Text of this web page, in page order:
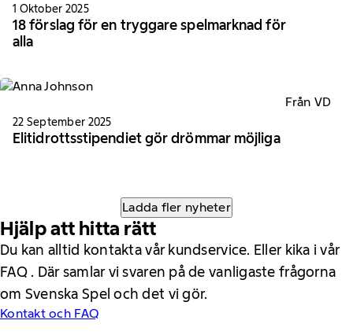
1 Oktober 2025
18 förslag för en tryggare spelmarknad för
alla
Från VD
22 September 2025
Elitidrottsstipendiet gör drömmar möjliga
Ladda fler nyheter
Hjälp att hitta rätt
Du kan alltid kontakta vår kundservice. Eller kika i vår
FAQ . Där samlar vi svaren på de vanligaste frågorna
om Svenska Spel och det vi gör.
Kontakt och FAQ